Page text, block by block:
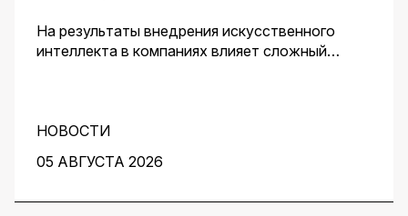
На результаты внедрения искусственного
интеллекта в компаниях влияет сложный
протяжении всей работы над проектом. О том,
директора центра перспективных разработок
НОВОСТИ
05 АВГУСТА 2026